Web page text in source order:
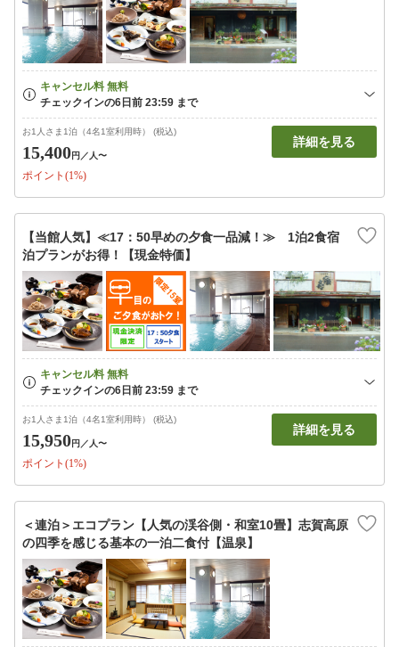
お1人さま1泊（4名1室利用時） (税込)
15,400円 ／人〜
ポイント(1%)
詳細を見る
【当館人気】≪17：50早めの夕食一品減！≫ 1泊2食宿
泊プランがお得！【現金特価】
お1人さま1泊（4名1室利用時） (税込)
15,950円 ／人〜
ポイント(1%)
詳細を見る
＜連泊＞エコプラン【人気の渓谷側・和室10畳】志賀高原
の四季を感じる基本の一泊二食付【温泉】